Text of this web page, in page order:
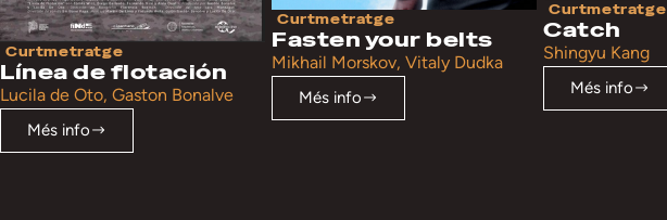
Curtmetratge
Línea de flotación
Lucila de Oto, Gaston Bonalve
Més info
Curtmetratge
Fasten your belts
Mikhail Morskov, Vitaly Dudka
Més info
Curtmetratge
Catch
Shingyu Kang
Més info